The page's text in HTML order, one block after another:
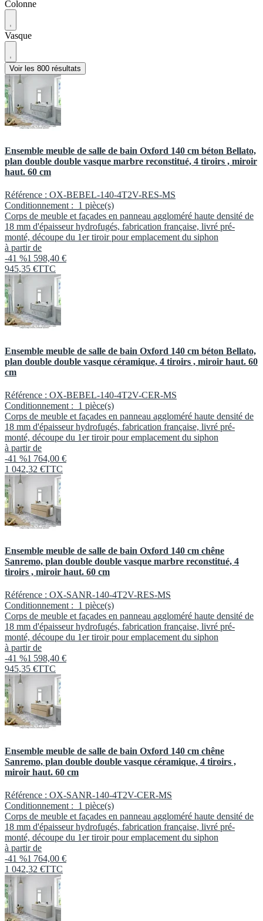
Colonne
Vasque
Voir les 800 résultats
Ensemble meuble de salle de bain Oxford 140 cm béton Bellato,
plan double double vasque marbre reconstitué, 4 tiroirs , miroir
haut. 60 cm
Référence : OX-BEBEL-140-4T2V-RES-MS
Conditionnement : 1 pièce(s)
Corps de meuble et façades en panneau aggloméré haute densité de
18 mm d'épaisseur hydrofugés, fabrication française, livré pré-
monté, découpe du 1er tiroir pour emplacement du siphon
à partir de
-41 %1 598,40 €
945,35 €TTC
Ensemble meuble de salle de bain Oxford 140 cm béton Bellato,
plan double double vasque céramique, 4 tiroirs , miroir haut. 60
cm
Référence : OX-BEBEL-140-4T2V-CER-MS
Conditionnement : 1 pièce(s)
Corps de meuble et façades en panneau aggloméré haute densité de
18 mm d'épaisseur hydrofugés, fabrication française, livré pré-
monté, découpe du 1er tiroir pour emplacement du siphon
à partir de
-41 %1 764,00 €
1 042,32 €TTC
Ensemble meuble de salle de bain Oxford 140 cm chêne
Sanremo, plan double double vasque marbre reconstitué, 4
tiroirs , miroir haut. 60 cm
Référence : OX-SANR-140-4T2V-RES-MS
Conditionnement : 1 pièce(s)
Corps de meuble et façades en panneau aggloméré haute densité de
18 mm d'épaisseur hydrofugés, fabrication française, livré pré-
monté, découpe du 1er tiroir pour emplacement du siphon
à partir de
-41 %1 598,40 €
945,35 €TTC
Ensemble meuble de salle de bain Oxford 140 cm chêne
Sanremo, plan double double vasque céramique, 4 tiroirs ,
miroir haut. 60 cm
Référence : OX-SANR-140-4T2V-CER-MS
Conditionnement : 1 pièce(s)
Corps de meuble et façades en panneau aggloméré haute densité de
18 mm d'épaisseur hydrofugés, fabrication française, livré pré-
monté, découpe du 1er tiroir pour emplacement du siphon
à partir de
-41 %1 764,00 €
1 042,32 €TTC